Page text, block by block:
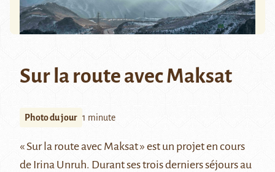
Sur la route avec Maksat
Photo du jour 1 minute
« Sur la route avec Maksat » est un projet en cours
de Irina Unruh. Durant ses trois derniers séjours au